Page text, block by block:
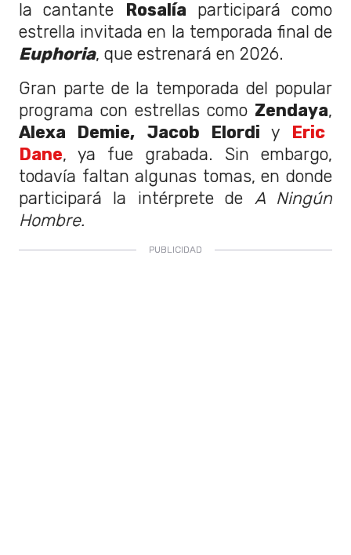
la cantante Rosalía participará como
estrella invitada en la temporada final de
Euphoria, que estrenará en 2026.
Gran parte de la temporada del popular
programa con estrellas como Zendaya,
Alexa Demie,
Jacob Elordi y Eric
Dane, ya fue grabada. Sin embargo,
todavía faltan algunas tomas, en donde
participará la intérprete de A Ningún
Hombre.